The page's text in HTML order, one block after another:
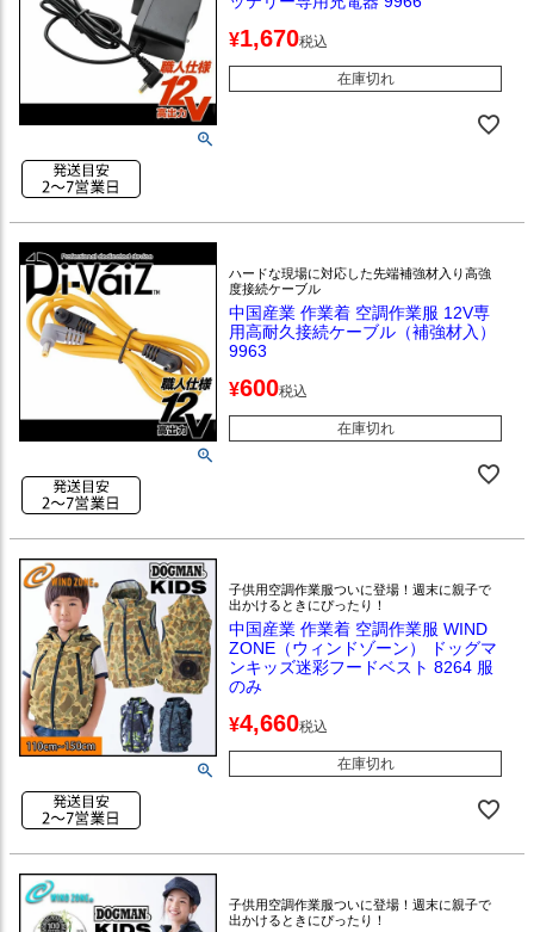
¥1,670税込
在庫切れ
ハードな現場に対応した先端補強材入り高強
度接続ケーブル
中国産業 作業着 空調作業服 12V専
用高耐久接続ケーブル（補強材入）
9963
¥600税込
在庫切れ
子供用空調作業服ついに登場！週末に親子で
出かけるときにぴったり！
中国産業 作業着 空調作業服 WIND
ZONE（ウィンドゾーン） ドッグマ
ンキッズ迷彩フードベスト 8264 服
のみ
¥4,660税込
在庫切れ
子供用空調作業服ついに登場！週末に親子で
出かけるときにぴったり！